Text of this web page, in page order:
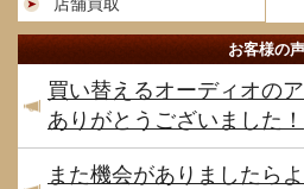
店舗買取
お客様の声
買い替えるオーディオの
ありがとうございました！
また機会がありましたら